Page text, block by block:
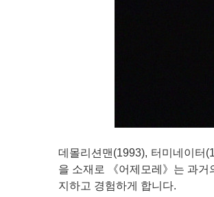
데몰리션맨(1993), 터미네이터
을 소재로 《어제모레》는 과
지하고 경험하게 합니다.